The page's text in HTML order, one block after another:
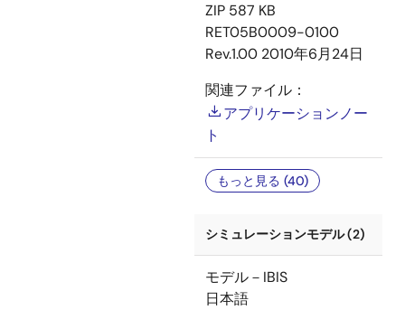
ZIP 587 KB
RET05B0009-0100
Rev.1.00 2010年6月24日
関連ファイル：
アプリケーションノー
ト
もっと見る (40)
シミュレーションモデル (2)
モデル－IBIS
日本語